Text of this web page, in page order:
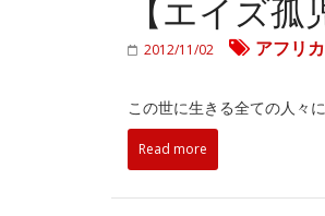
【エイズ
2012/11/02 アフリカ
この世に生きる全ての人々
Read more